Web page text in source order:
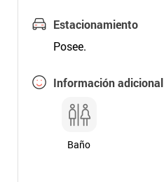
Estacionamiento
Posee.
Información adicional
Baño